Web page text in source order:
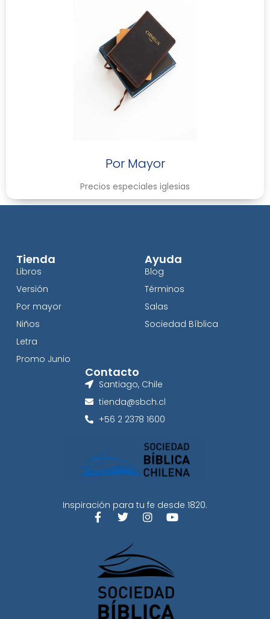
Por Mayor
Precios especiales iglesias
Inspiración para tu fe desde 1820.
Tienda
Libros
Versión
Por mayor
Niños
Letra
Promo Junio
Ayuda
Blog
Términos
Salas
Sociedad Bíblica
Contacto
Santiago, Chile
tienda@sbch.cl
+56 2 2378 1600